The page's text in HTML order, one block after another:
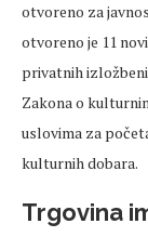
otvoreno za
otvoreno je 11
privatnih
Zakona o
uslovima za
kulturnih dobara.
Trgovina